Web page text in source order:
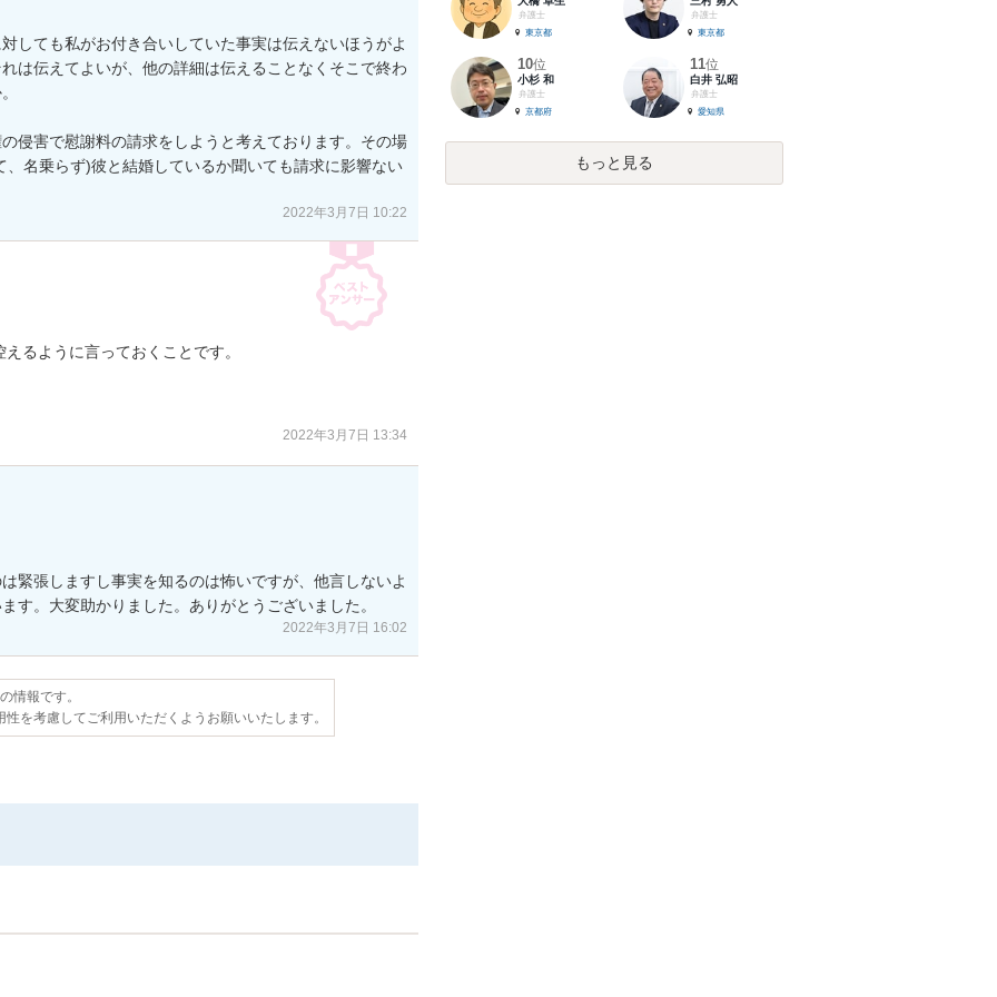
しても私がお付き合いしていた事実は伝えないほうがよ
は伝えてよいが、他の詳細は伝えることなくそこで終わ
侵害で慰謝料の請求をしようと考えております。その場
名乗らず)彼と結婚しているか聞いても請求に影響ない
2022年3月7日 10:22
るように言っておくことです。
2022年3月7日 13:34
緊張しますし事実を知るのは怖いですが、他言しないよ
す。大変助かりました。ありがとうございました。
2022年3月7日 16:02
情報です。
を考慮してご利用いただくようお願いいたします。
弁護士
東京都
弁護士
東京都
10位
小杉 和
弁護士
京都府
11位
白井 弘昭
弁護士
愛知県
もっと見る